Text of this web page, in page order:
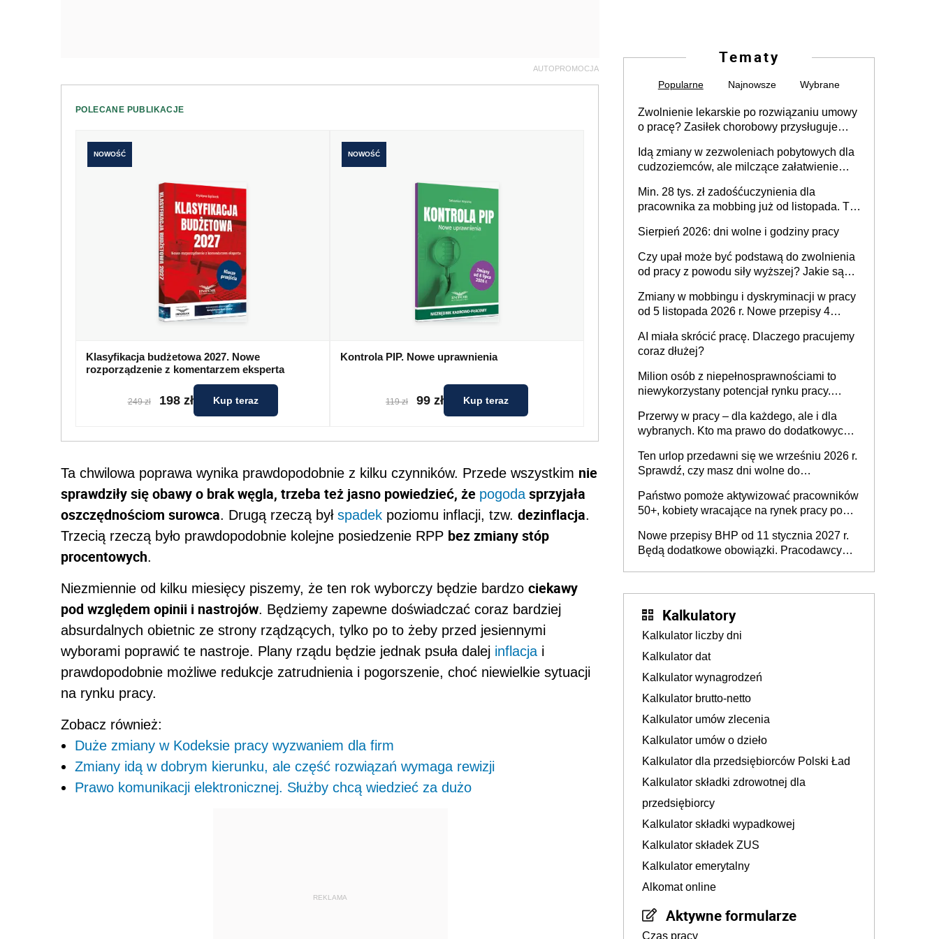
AUTOPROMOCJA
POLECANE PUBLIKACJE
NOWOŚĆ
Klasyfikacja budżetowa 2027. Nowe
rozporządzenie z komentarzem eksperta
249 zł 198 zł Kup teraz
NOWOŚĆ
Kontrola PIP. Nowe uprawnienia
119 zł 99 zł Kup teraz
Ta chwilowa poprawa wynika prawdopodobnie z kilku czynników. Przede wszystkim nie
sprawdziły się obawy o brak węgla, trzeba też jasno powiedzieć, że pogodasprzyjała
oszczędnościom surowca. Drugą rzeczą był spadek poziomu inflacji, tzw. dezinflacja.
Trzecią rzeczą było prawdopodobnie kolejne posiedzenie RPP bez zmiany stóp
procentowych.
Niezmiennie od kilku miesięcy piszemy, że ten rok wyborczy będzie bardzo ciekawy
pod względem opinii i nastrojów. Będziemy zapewne doświadczać coraz bardziej
absurdalnych obietnic ze strony rządzących, tylko po to żeby przed jesiennymi
wyborami poprawić te nastroje. Plany rządu będzie jednak psuła dalej inflacjai
prawdopodobnie możliwe redukcje zatrudnienia i pogorszenie, choć niewielkie sytuacji
na rynku pracy.
Zobacz również:
Duże zmiany w Kodeksie pracy wyzwaniem dla firm
Zmiany idą w dobrym kierunku, ale część rozwiązań wymaga rewizji
Prawo komunikacji elektronicznej. Służby chcą wiedzieć za dużo
REKLAMA
Tematy
Popularne Najnowsze Wybrane
Zwolnienie lekarskie po rozwiązaniu umowy
o pracę? Zasiłek chorobowy przysługuje
dni od ustania stosunku pracy
Idą zmiany w zezwoleniach pobytowych dla
cudzoziemców, ale milczące załatwienie
Min. 28 tys. zł zadośćuczynienia dla
pracownika za mobbing już od listopada. To
zespołu
Sierpień 2026: dni wolne i godziny pracy
Czy upał może być podstawą do zwolnienia
od pracy z powodu siły wyższej? Jakie są
Zmiany w mobbingu i dyskryminacji w pracy
od 5 listopada 2026 r. Nowe przepisy 4
Ustaw
AI miała skrócić pracę. Dlaczego pracujemy
coraz dłużej?
Milion osób z niepełnosprawnościami to
niewykorzystany potencjał rynku pracy.
dofinansowań czy refundacji, ale bariery po
stronie systemu i świadomości
pracodawców [WYWIAD]
Przerwy w pracy – dla każdego, ale i dla
wybranych. Kto ma prawo do dodatkowych
Ten urlop przedawni się we wrześniu 2026 r.
Sprawdź, czy masz dni wolne do
Państwo pomoże aktywizować pracowników
50+, kobiety wracające na rynek pracy po
osoby neuroatypowe. Powstanie Fundusz
na rzecz Inkluzywności w Zatrudnianiu?
Nowe przepisy BHP od 11 stycznia 2027 r.
Będą dodatkowe obowiązki. Pracodawcy
Kalkulatory
Kalkulator liczby dni
Kalkulator dat
Kalkulator wynagrodzeń
Kalkulator brutto-netto
Kalkulator umów zlecenia
Kalkulator umów o dzieło
Kalkulator dla przedsiębiorców Polski Ład
Kalkulator składki zdrowotnej dla
przedsiębiorcy
Kalkulator składki wypadkowej
Kalkulator składek ZUS
Kalkulator emerytalny
Alkomat online
Aktywne formularze
Czas pracy